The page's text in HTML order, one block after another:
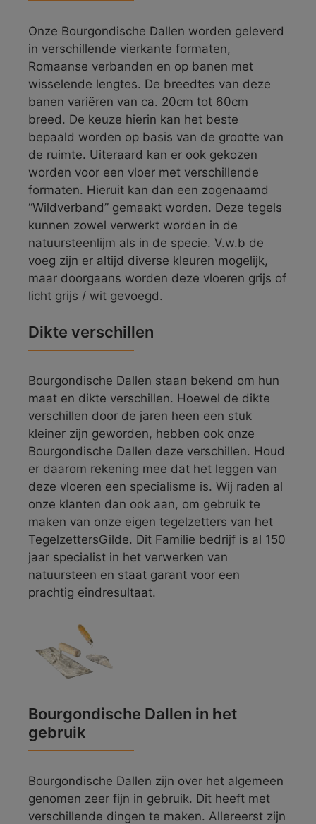
Onze Bourgondische Dallen worden geleverd
in verschillende vierkante formaten,
Romaanse verbanden en op banen met
wisselende lengtes. De breedtes van deze
banen variëren van ca. 20cm tot 60cm
breed. De keuze hierin kan het beste
bepaald worden op basis van de grootte van
de ruimte. Uiteraard kan er ook gekozen
worden voor een vloer met verschillende
formaten. Hieruit kan dan een zogenaamd
“Wildverband” gemaakt worden. Deze tegels
kunnen zowel verwerkt worden in de
natuursteenlijm als in de specie. V.w.b de
voeg zijn er altijd diverse kleuren mogelijk,
maar doorgaans worden deze vloeren grijs of
licht grijs / wit gevoegd.
Dikte verschillen
Bourgondische Dallen staan bekend om hun
maat en dikte verschillen. Hoewel de dikte
verschillen door de jaren heen een stuk
kleiner zijn geworden, hebben ook onze
Bourgondische Dallen deze verschillen. Houd
er daarom rekening mee dat het leggen van
deze vloeren een specialisme is. Wij raden al
onze klanten dan ook aan, om gebruik te
maken van onze eigen tegelzetters van het
TegelzettersGilde. Dit Familie bedrijf is al 150
jaar specialist in het verwerken van
natuursteen en staat garant voor een
prachtig eindresultaat.
Bourgondische Dallen in het
gebruik
Bourgondische Dallen zijn over het algemeen
genomen zeer fijn in gebruik. Dit heeft met
verschillende dingen te maken. Allereerst zijn